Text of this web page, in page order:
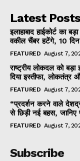
Latest Posts
इलाहाबाद हाईकोर्ट
वकील चैंबर हटेंगे, 10 दिन
FEATURED August 7,
राष्ट्रीय लोकदल को बड़ा
दिया इस्तीफा, लोकतंत्र
FEATURED August 7,
“प्रदर्शन करने वाले
से छिड़ी नई बहस, जानिए
FEATURED August 7,
Subscribe